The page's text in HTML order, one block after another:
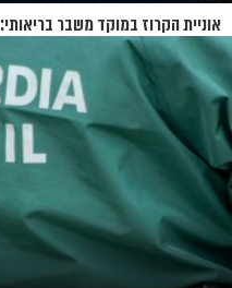
אוניית הקרוז במוקד משבר
בשווייץ ומחלוקת בין מדינות